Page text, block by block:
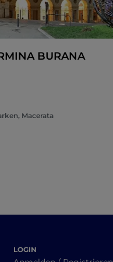
BURANA
Macerata
LOGIN